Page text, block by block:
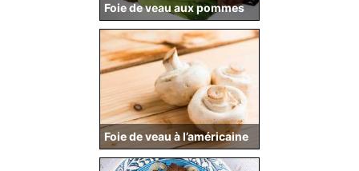
Foie de veau à l’américaine
Foie de veau aux pommes